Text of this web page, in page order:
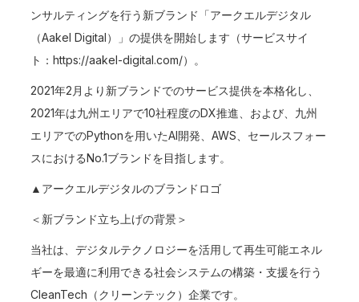
ンサルティングを行う新ブランド「アークエルデジタル
（Aakel Digital）」の提供を開始します（サービスサイ
ト：https://aakel-digital.com/）。
2021年2月より新ブランドでのサービス提供を本格化し、
2021年は九州エリアで10社程度のDX推進、および、九州
エリアでのPythonを用いたAI開発、AWS、セールスフォー
スにおけるNo.1ブランドを目指します。
▲アークエルデジタルのブランドロゴ
＜新ブランド立ち上げの背景＞
当社は、デジタルテクノロジーを活用して再生可能エネル
ギーを最適に利用できる社会システムの構築・支援を行う
CleanTech（クリーンテック）企業です。